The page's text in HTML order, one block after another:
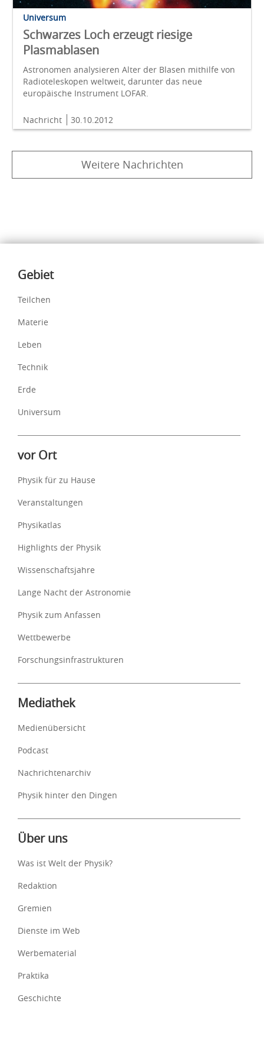
Universum
Schwarzes Loch erzeugt riesige
Plasmablasen
Astronomen analysieren Alter der Blasen mithilfe von
Radioteleskopen weltweit, darunter das neue
europäische Instrument LOFAR.
Nachricht 30.10.2012
Weitere Nachrichten
Inhalte
Gebiet
Teilchen
Materie
Leben
Technik
Erde
Universum
vor Ort
Physik für zu Hause
Veranstaltungen
Physikatlas
Highlights der Physik
Wissenschaftsjahre
Lange Nacht der Astronomie
Physik zum Anfassen
Wettbewerbe
Forschungsinfrastrukturen
Mediathek
Medienübersicht
Podcast
Nachrichtenarchiv
Physik hinter den Dingen
Über uns
Was ist Welt der Physik?
Redaktion
Gremien
Dienste im Web
Werbematerial
Praktika
Geschichte